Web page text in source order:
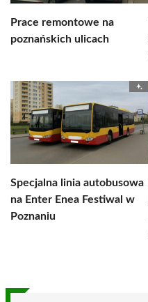
Prace remontowe na
poznańskich ulicach
Specjalna linia autobusowa
na Enter Enea Festiwal w
Poznaniu